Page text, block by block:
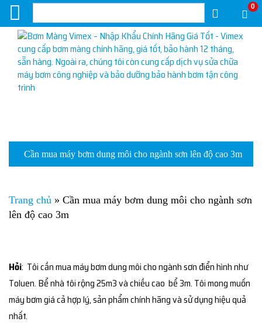
0
Cần mua máy bơm dung môi cho ngành sơn lên độ cao 3m
Trang chủ » Cần mua máy bơm dung môi cho ngành sơn
lên độ cao 3m
Hỏi: Tôi cần mua máy bơm dung môi cho ngành sơn điển hình như
Toluen. Bể nhà tôi rộng 25m3 và chiều cao bể 3m. Tôi mong muốn
máy bơm giá cả hợp lý, sản phẩm chính hãng và sử dụng hiệu quả
nhất.